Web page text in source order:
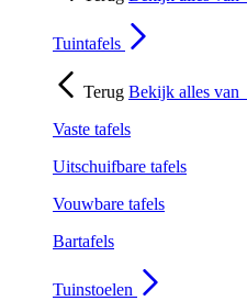
Tuintafels
Terug Bekijk alles van
Vaste tafels
Uitschuifbare tafels
Vouwbare tafels
Bartafels
Tuinstoelen